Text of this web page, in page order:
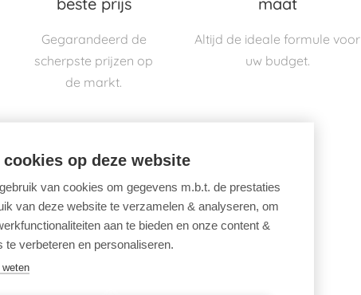
Gegarandeerd de
scherpste prijzen op
de markt.
Altijd de ideale formule voor
uw budget.
cookies op deze website
van cookies om gegevens m.b.t. de prestaties
van deze website te verzamelen & analyseren, om
aan te bieden en onze content &
te verbeteren en personaliseren.